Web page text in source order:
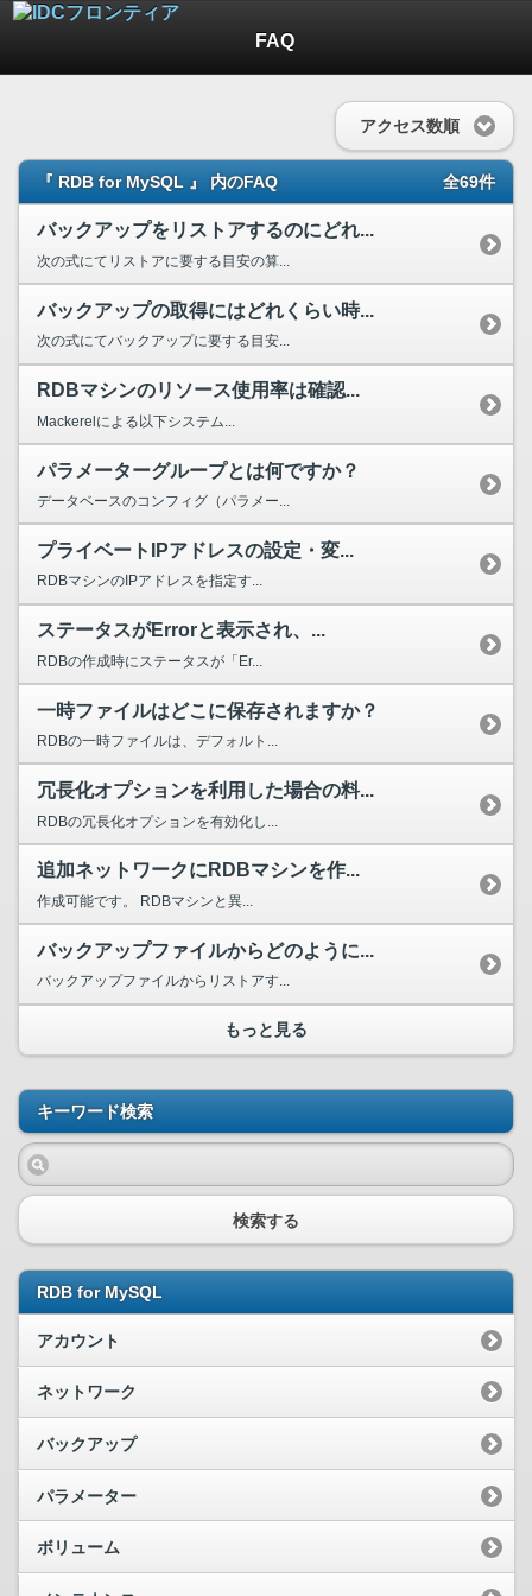
FAQ
アクセス数順
『 RDB for MySQL 』 内のFAQ 全69件
バックアップをリストアするのにどれ...
次の式にてリストアに要する目安の算...
バックアップの取得にはどれくらい時...
次の式にてバックアップに要する目安...
RDBマシンのリソース使用率は確認...
Mackerelによる以下システム...
パラメーターグループとは何ですか？
データベースのコンフィグ（パラメー...
プライベートIPアドレスの設定・変...
RDBマシンのIPアドレスを指定す...
ステータスがErrorと表示され、...
RDBの作成時にステータスが「Er...
一時ファイルはどこに保存されますか？
RDBの一時ファイルは、デフォルト...
冗長化オプションを利用した場合の料...
RDBの冗長化オプションを有効化し...
追加ネットワークにRDBマシンを作...
作成可能です。 RDBマシンと異...
バックアップファイルからどのように...
バックアップファイルからリストアす...
もっと見る
キーワード検索
検索する
RDB for MySQL
アカウント
ネットワーク
バックアップ
パラメーター
ボリューム